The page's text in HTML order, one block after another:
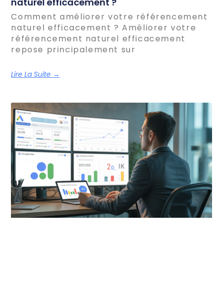
Comment améliorer votre référencement
naturel efficacement ? Améliorer votre
référencement naturel efficacement
repose principalement sur
Lire La Suite →